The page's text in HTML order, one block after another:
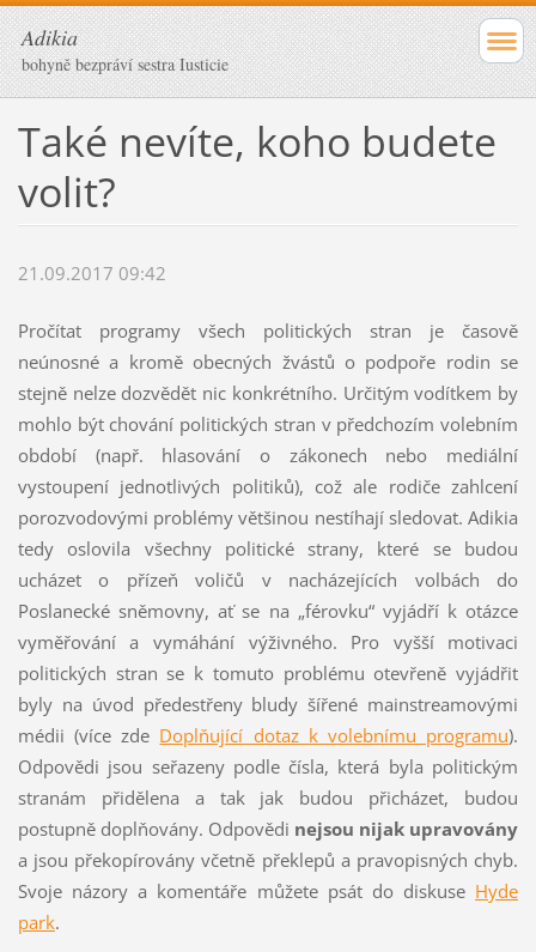
Adikia
bohyně bezpráví sestra Iusticie
Také nevíte, koho budete
volit?
21.09.2017 09:42
Pročítat programy všech politických stran je časově
neúnosné a kromě obecných žvástů o podpoře rodin se
stejně nelze dozvědět nic konkrétního. Určitým vodítkem by
mohlo být chování politických stran v předchozím volebním
období (např. hlasování o zákonech nebo mediální
vystoupení jednotlivých politiků), což ale rodiče zahlcení
porozvodovými problémy většinou nestíhají sledovat. Adikia
tedy oslovila všechny politické strany, které se budou
ucházet o přízeň voličů v nacházejících volbách do
Poslanecké sněmovny, ať se na „férovku“ vyjádří k otázce
vyměřování a vymáhání výživného. Pro vyšší motivaci
politických stran se k tomuto problému otevřeně vyjádřit
byly na úvod předestřeny bludy šířené mainstreamovými
médii (více zde Doplňující dotaz k volebnímu programu).
Odpovědi jsou seřazeny podle čísla, která byla politickým
stranám přidělena a tak jak budou přicházet, budou
postupně doplňovány. Odpovědi nejsou nijak upravovány
a jsou překopírovány včetně překlepů a pravopisných chyb.
Svoje názory a komentáře můžete psát do diskuse Hyde
park.